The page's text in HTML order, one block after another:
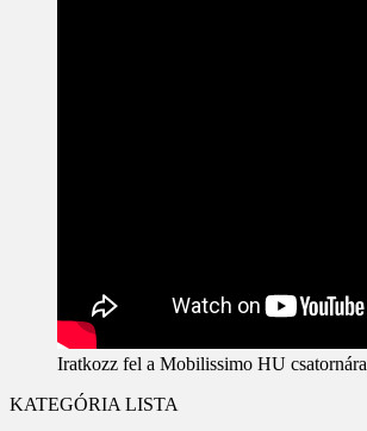
Iratkozz fel a Mobilissimo HU csatornára
KATEGÓRIA LISTA